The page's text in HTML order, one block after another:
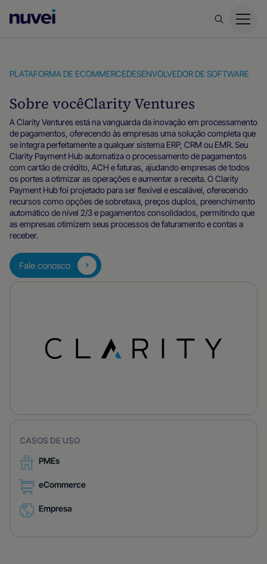
inicial
Nuvei
PLATAFORMA DE ECOMMERCEDESENVOLVEDOR DE SOFTWARE
Sobre vocêClarity Ventures
A Clarity Ventures está na vanguarda da inovação em processamento
de pagamentos, oferecendo às empresas uma solução completa que
se integra perfeitamente a qualquer sistema ERP, CRM ou EMR. Seu
Clarity Payment Hub automatiza o processamento de pagamentos
com cartão de crédito, ACH e faturas, ajudando empresas de todos
os portes a otimizar as operações e aumentar a receita. O Clarity
Payment Hub foi projetado para ser flexível e escalável, oferecendo
recursos como opções de sobretaxa, preços duplos, preenchimento
automático de nível 2/3 e pagamentos consolidados, permitindo que
as empresas otimizem seus processos de faturamento e contas a
receber.
Fale conosco
CASOS DE USO
PMEs
eCommerce
Empresa